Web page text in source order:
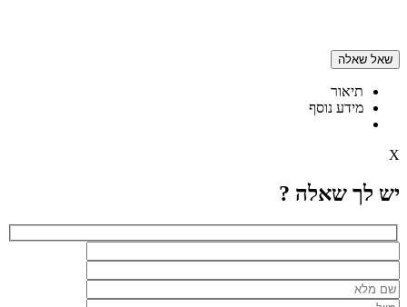
שאל שאלה
תיאור
מידע נוסף
X
יש לך שאלה ?